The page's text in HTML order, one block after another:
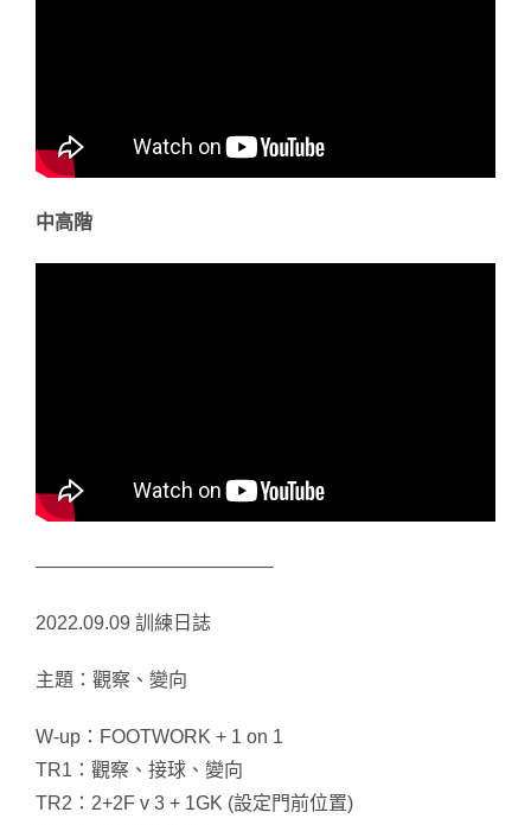
中高階
————————————–
2022.09.09 訓練日誌
主題：觀察、變向
W-up：FOOTWORK + 1 on 1
TR1：觀察、接球、變向
TR2：2+2F v 3 + 1GK (設定門前位置)